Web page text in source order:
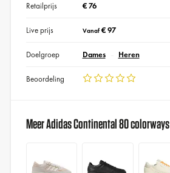
Retailprijs € 76
Live prijs Vanaf€ 97
Doelgroep Dames Heren
Beoordeling
Meer Adidas Continental 80 colorways